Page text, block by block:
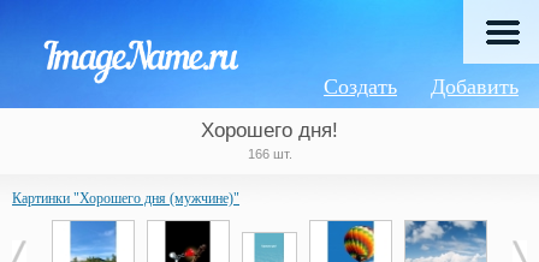
Добавить
Создать
Хорошего дня!
166 шт.
Картинки "Хорошего дня (мужчине)"